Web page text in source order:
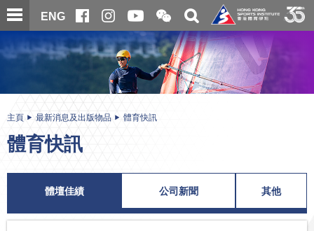
跳
至
內
ENG
開
合
微
信
二
維
碼
關
搜
尋
内
主頁 最新消息及出版物品 體育快訊
體育快訊
體壇佳績 公司新聞 其他